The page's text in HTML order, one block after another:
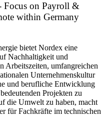
Focus on Payroll &
within Germany
bietet Nordex eine
Nachhaltigkeit und
Arbeitszeiten, umfangreichen
Unternehmenskultur
und berufliche Entwicklung
Projekten zu
die Umwelt zu haben, macht
für Fachkräfte im technischen